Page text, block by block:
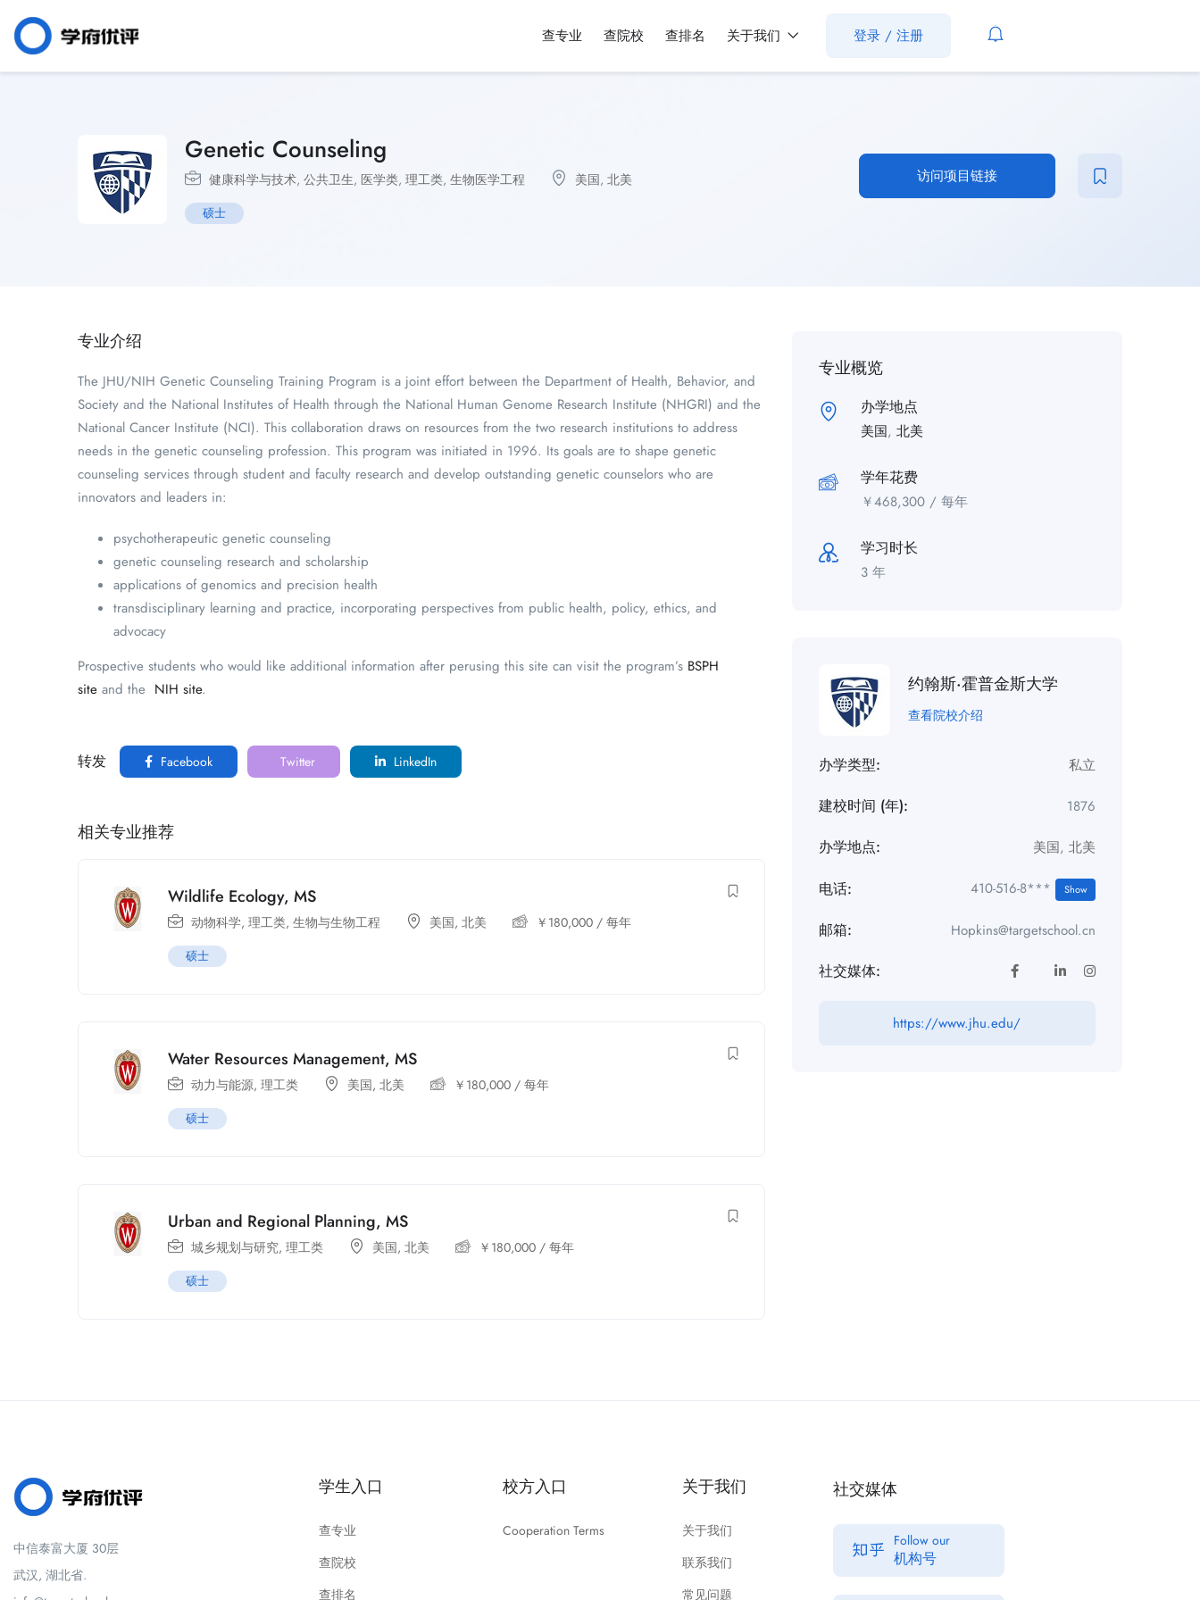
查专业 查院校 查排名 关于我们 登录 / 注册
Genetic Counseling
健康科学与技术, 公共卫生, 医学类, 理工类, 生物医学工程 美国, 北美
硕士
访问项目链接
专业介绍
The JHU/NIH Genetic Counseling Training Program is a joint effort between the Department of Health, Behavior, and
Society and the National Institutes of Health through the National Human Genome Research Institute (NHGRI) and the
National Cancer Institute (NCI). This collaboration draws on resources from the two research institutions to address
needs in the genetic counseling profession. This program was initiated in 1996. Its goals are to shape genetic
counseling services through student and faculty research and develop outstanding genetic counselors who are
innovators and leaders in:
psychotherapeutic genetic counseling
genetic counseling research and scholarship
applications of genomics and precision health
transdisciplinary learning and practice, incorporating perspectives from public health, policy, ethics, and
advocacy
Prospective students who would like additional information after perusing this site can visit the program’s BSPH
site and the NIH site.
转发 Facebook Twitter LinkedIn
相关专业推荐
Wildlife Ecology, MS
动物科学, 理工类, 生物与生物工程 美国, 北美 ￥ 180,000 / 每年
硕士
Water Resources Management, MS
动力与能源, 理工类 美国, 北美 ￥ 180,000 / 每年
硕士
Urban and Regional Planning, MS
城乡规划与研究, 理工类 美国, 北美 ￥ 180,000 / 每年
硕士
专业概览
办学地点
美国, 北美
学年花费
￥468,300 / 每年
学习时长
3 年
约翰斯·霍普金斯大学
查看院校介绍
办学类型: 私立
建校时间 (年): 1876
办学地点: 美国, 北美
电话: 410-516-8*** Show
邮箱: Hopkins@targetschool.cn
社交媒体:
https://www.jhu.edu/
中信泰富大厦 30层
武汉, 湖北省.
学生入口
查专业
查院校
查排名
校方入口
Cooperation Terms
关于我们
关于我们
联系我们
常见问题
社交媒体
Follow our
机构号